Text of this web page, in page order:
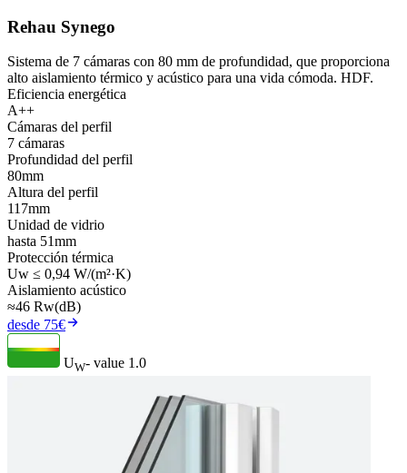
Rehau Synego
Sistema de 7 cámaras con 80 mm de profundidad, que proporciona
alto aislamiento térmico y acústico para una vida cómoda. HDF.
Eficiencia energética
A++
Cámaras del perfil
7 cámaras
Profundidad del perfil
80mm
Altura del perfil
117mm
Unidad de vidrio
hasta 51mm
Protección térmica
Uw ≤ 0,94 W/(m²·K)
Aislamiento acústico
≈46 Rw(dB)
desde 75€
UW- value 1.0